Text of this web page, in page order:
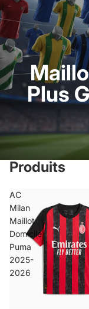
Plus
Produits
AC
Milan
Maillot
Domicile
Puma
2025-
2026